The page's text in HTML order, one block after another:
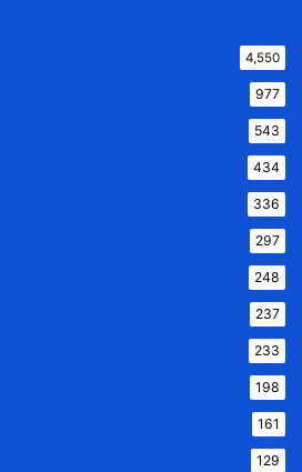
4,550
977
543
434
336
297
248
237
233
198
161
129